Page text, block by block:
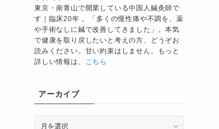
東京・南青山で開業している中国人鍼灸師で
す｜臨床20年 。「多くの慢性痛や不調を、薬
や手術なしに鍼で改善してきました」。本気
で健康を取り戻したいと考えの方、どうぞお
読みください。甘い約束はしません。もっと
詳しい情報は、 こちら
アーカイブ